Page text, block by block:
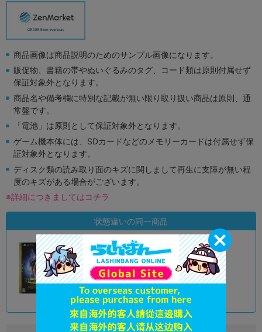
商品画像は商品説明のためのサンプル画像になります。
販促物、書籍の帯やぬいぐるみのタグ、コード類は原則付属せず
保証対象外となります。
商品名や備考欄に特別な記載が無い限り取り扱い商品は原則、通
常盤です。
「電池」は原則として保証対象外となります。
ゲーム機本体には、SDカードなどのメモリーカードは付属せず保
証対象外となります。
ディスク類の読み取り面のキズに関しまして再生に支障が無い程
度のキズがある場合がございます。
※詳細につきましてはコチラ
状態違いの同一商品
状態 :A
大宮店
在庫あり 4,481円 税込